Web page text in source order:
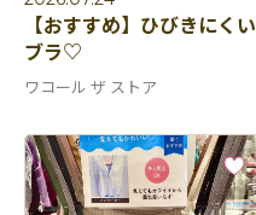
【おすすめ】ひびきにくい
ブラ♡
ワコール ザ ストア